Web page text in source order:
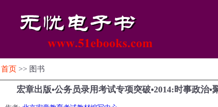
首页 >> 图书
宏章出版•公务员录用考试专项突破•2014:时事政治